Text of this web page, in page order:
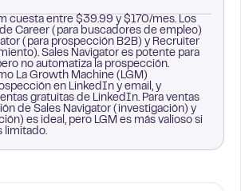
cuesta entre $39.99 y $170/mes. Los
Career (para buscadores de empleo)
(para prospección B2B) y Recruiter
Sales Navigator es potente para
no automatiza la prospección.
La Growth Machine (LGM)
en LinkedIn y email, y
gratuitas de LinkedIn. Para ventas
de Sales Navigator (investigación) y
es ideal, pero LGM es más valioso si
limitado.